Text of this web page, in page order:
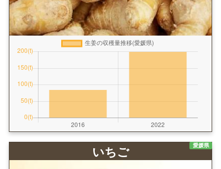
愛媛県
いちご